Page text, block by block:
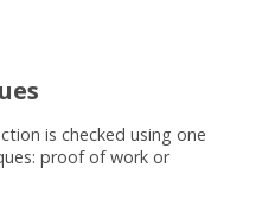
is checked using one
proof of work or